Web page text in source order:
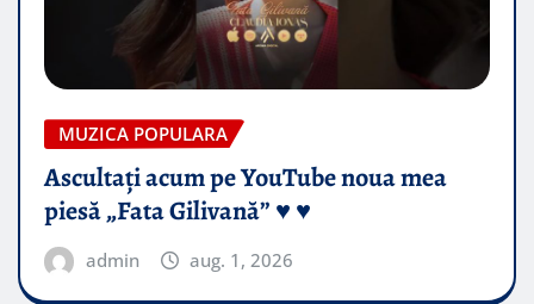
MUZICA POPULARA
Ascultați acum pe YouTube noua mea
piesă „Fata Gilivană” ♥️ ♥️
admin aug. 1, 2026